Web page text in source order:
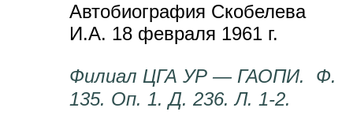
Автобиография Скобелева
И.А. 18 февраля 1961 г.
Филиал ЦГА УР — ГАОПИ. Ф.
135. Оп. 1. Д. 236. Л. 1-2.